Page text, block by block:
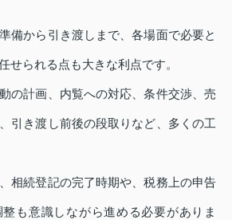
備から引き渡しまで、各場面で必要と
せられる点も大きな利点です。
の計画、内覧への対応、条件交渉、売
引き渡し前後の段取りなど、多くの工
相続登記の完了時期や、税務上の申告
も意識しながら進める必要がありま